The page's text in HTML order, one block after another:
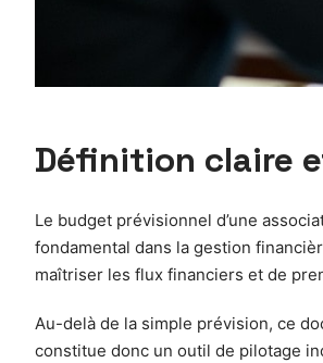
Définition claire
Le budget prévisionnel d’une
fondamental dans la gestion
maîtriser les flux financiers et de
Au-delà de la simple prévision, ce
constitue donc un outil de pilotage